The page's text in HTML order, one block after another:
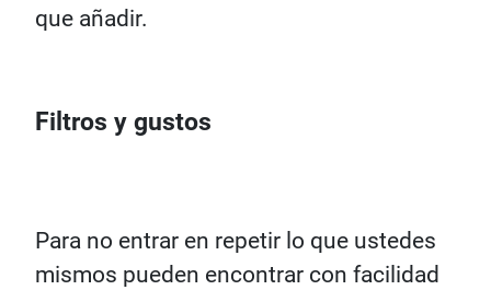
que añadir.
Filtros y gustos
Para no entrar en repetir lo que ustedes
mismos pueden encontrar con facilidad